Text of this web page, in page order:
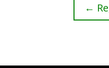
←